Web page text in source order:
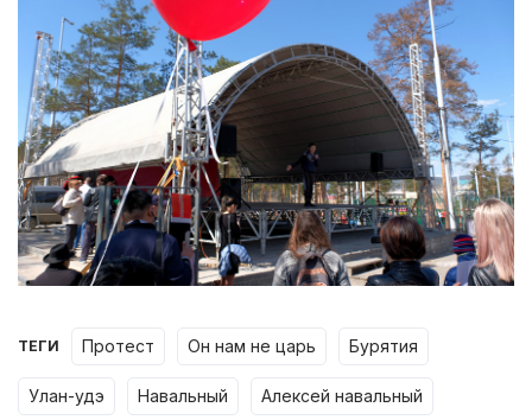
ТЕГИ протест он нам не царь бурятия
улан-удэ навальный алексей навальный